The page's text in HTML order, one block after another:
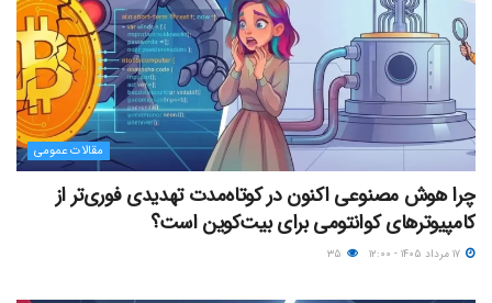
مقالات عمومی
چرا هوش مصنوعی اکنون در کوتاه‌مدت تهدیدی فوری‌تر از
کامپیوترهای کوانتومی برای بیت‌کوین است؟